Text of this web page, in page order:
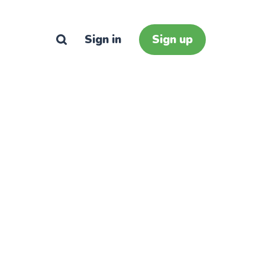
Sign in Sign up